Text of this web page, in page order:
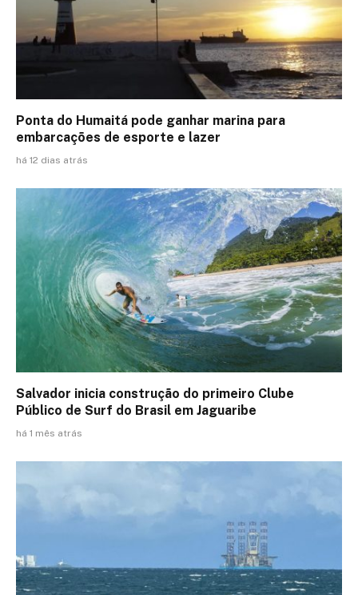
Ponta do Humaitá pode ganhar marina para
embarcações de esporte e lazer
há 12 dias atrás
Salvador inicia construção do primeiro Clube
Público de Surf do Brasil em Jaguaribe
há 1 mês atrás